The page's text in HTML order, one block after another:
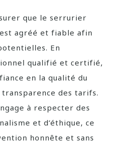
que le serrurier
agréé et fiable afin
En
qualifié et certifié,
en la qualité du
des tarifs.
à respecter des
et d’éthique, ce
honnête et sans